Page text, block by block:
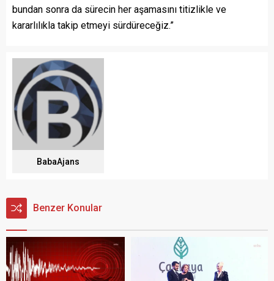
bundan sonra da sürecin her aşamasını titizlikle ve
kararlılıkla takip etmeyi sürdüreceğiz.”
BabaAjans
Benzer Konular